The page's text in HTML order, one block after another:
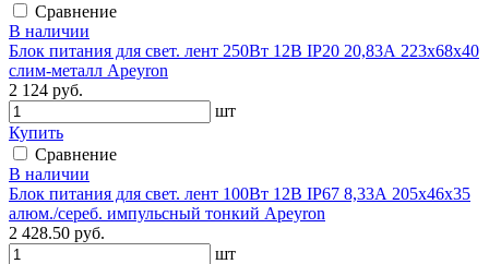
Сравнение
В наличии
Блок питания для свет. лент 250Вт 12В IP20 20,83А 223х68х40
слим-металл Apeyron
2 124 руб.
шт
Купить
Сравнение
В наличии
Блок питания для свет. лент 100Вт 12В IP67 8,33А 205х46х35
алюм./сереб. импульсный тонкий Apeyron
2 428.50 руб.
шт